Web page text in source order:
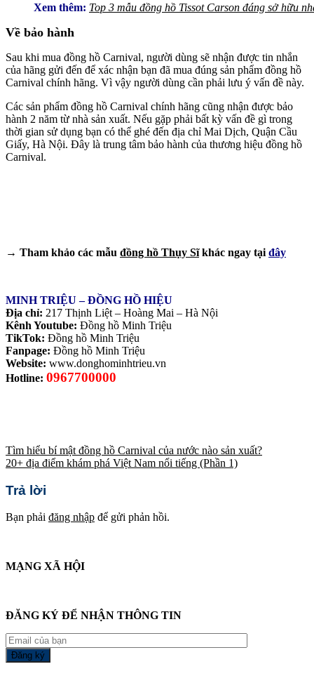
Xem thêm: Top 3 mẫu đồng hồ Tissot Carson đáng sở hữu
Về bảo hành
Sau khi mua đồng hồ Carnival, người dùng sẽ nhận được tin nhắn
của hãng gửi đến để xác nhận bạn đã mua đúng sản phẩm đồng hồ
Carnival chính hãng. Vì vậy người dùng cần phải lưu ý vấn đề này.
Các sản phẩm đồng hồ Carnival chính hãng cũng nhận được bảo
hành 2 năm từ nhà sản xuất. Nếu gặp phải bất kỳ vấn đề gì trong
thời gian sử dụng bạn có thể ghé đến địa chỉ Mai Dịch, Quận Cầu
Giấy, Hà Nội. Đây là trung tâm bảo hành của thương hiệu đồng hồ
Carnival.
→ Tham khảo các mẫu đồng hồ Thụy Sĩkhác ngay tại đây
MINH TRIỆU – ĐỒNG HỒ HIỆU
Địa chỉ: 217 Thịnh Liệt – Hoàng Mai – Hà Nội
Kênh Youtube: Đồng hồ Minh Triệu
TikTok: Đồng hồ Minh Triệu
Fanpage: Đồng hồ Minh Triệu
Website: www.donghominhtrieu.vn
Hotline: 0967700000
Tìm hiểu bí mật đồng hồ Carnival của nước nào sản xuất?
20+ địa điểm khám phá Việt Nam nổi tiếng (Phần 1)
Trả lời
Bạn phải đăng nhập để gửi phản hồi.
MẠNG XÃ HỘI
ĐĂNG KÝ ĐỂ NHẬN THÔNG TIN